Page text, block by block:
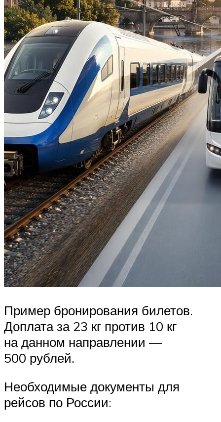
Пример бронирования билетов.
Доплата за 23 кг против 10 кг
на данном направлении —
500 рублей.
Необходимые документы для
рейсов по России: